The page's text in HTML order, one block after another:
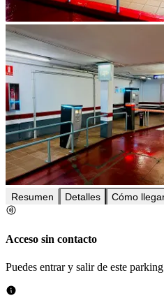
Resumen Detalles Cómo
Acceso sin contacto
Puedes entrar y salir de este